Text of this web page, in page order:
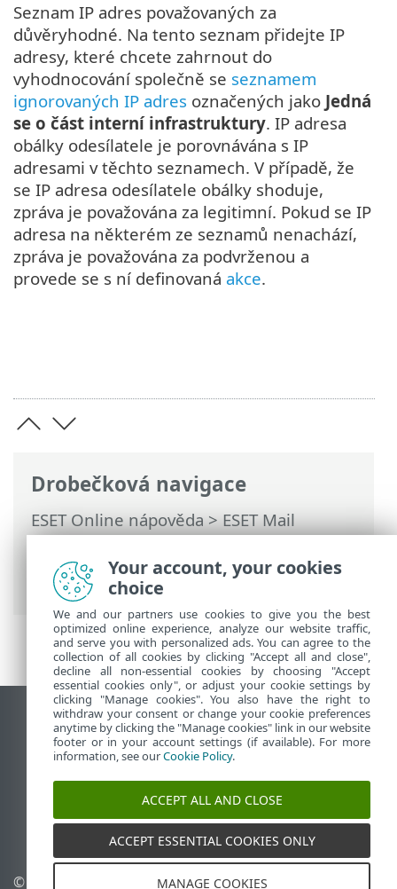
Drobečková navigace
ESET Online nápověda>ESET Mail
Security>Rozšířená nastavení>Server>
Antispamová ochrana> Ochrana proti
podvržení odesílatele
Seznam IP adres považovaných za
důvěryhodné. Na tento seznam přidejte IP
adresy, které chcete zahrnout do
vyhodnocování společně se seznamem
ignorovaných IP adres označených jako Jedná
se o část interní infrastruktury. IP adresa
obálky odesílatele je porovnávána s IP
adresami v těchto seznamech. V případě, že
se IP adresa odesílatele obálky shoduje,
zpráva je považována za legitimní. Pokud se IP
adresa na některém ze seznamů nenachází,
zpráva je považována za podvrženou a
provede se s ní definovaná akce.
Zobrazit verzi pro počítač
End of Life
ESET Databáze znalostí
ESET Forum
ESET Status Portal
Regionální podpora
© ESET, spol. s Spravovat cookies
Your account, your cookies
choice
We and our partners use cookies to give you the best
optimized online experience, analyze our website traffic,
and serve you with personalized ads. You can agree to the
collection of all cookies by clicking "Accept all and close",
decline all non-essential cookies by choosing "Accept
essential cookies only", or adjust your cookie settings by
clicking "Manage cookies". You also have the right to
withdraw your consent or change your cookie preferences
anytime by clicking the "Manage cookies" link in our website
footer or in your account settings (if available). For more
information, see ourCookie Policy.
ACCEPT ALL AND CLOSE
ACCEPT ESSENTIAL COOKIES ONLY
MANAGE COOKIES